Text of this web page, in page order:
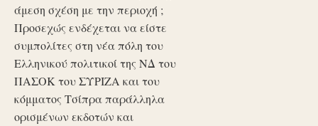
άμεση σχέση με την περιοχή ;
Προσεχώς ενδέχεται να είστε
συμπολίτες στη νέα πόλη του
Ελληνικού πολιτικοί της ΝΔ του
ΠΑΣΟΚ του ΣΥΡΙΖΑ και του
κόμματος Τσίπρα παράλληλα
ορισμένων εκδοτών και